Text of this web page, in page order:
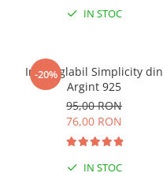
IN STOC
-20%
Inel reglabil Simplicity din
Argint 925
95,00 RON
76,00 RON
IN STOC